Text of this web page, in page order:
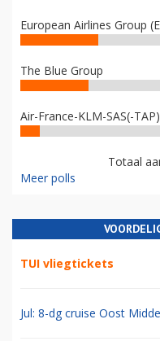
European Airlines Group
The Blue Group
Air-France-KLM-SAS(-TAP)
Totaal
Meer polls
TUI vliegtickets
Jul: 8-dg cruise Oost